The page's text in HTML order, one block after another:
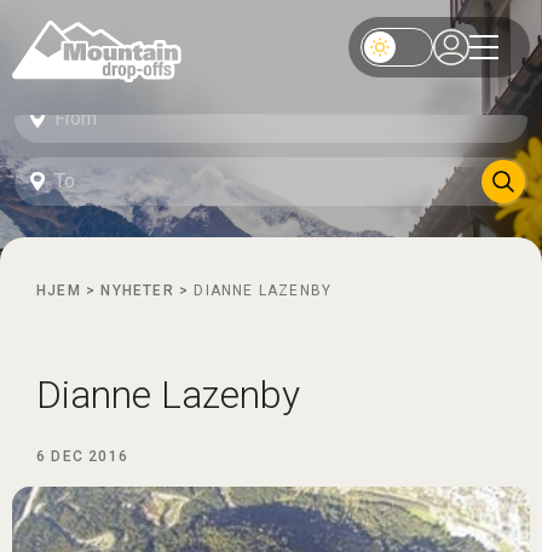
HJEM > NYHETER > DIANNE LAZENBY
Dianne Lazenby
6 DEC 2016